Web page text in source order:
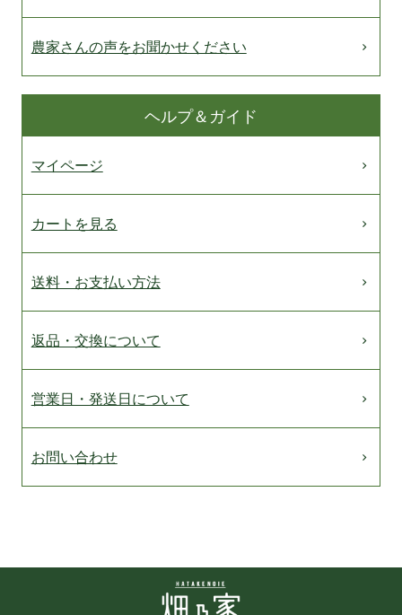
農家さんの声をお聞かせください
ヘルプ＆ガイド
マイページ
カートを見る
送料・お支払い方法
返品・交換について
営業日・発送日について
お問い合わせ